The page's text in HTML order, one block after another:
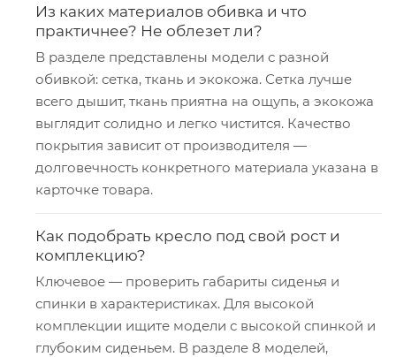
Из каких материалов обивка и что
практичнее? Не облезет ли?
В разделе представлены модели с разной
обивкой: сетка, ткань и экокожа. Сетка лучше
всего дышит, ткань приятна на ощупь, а экокожа
выглядит солидно и легко чистится. Качество
покрытия зависит от производителя —
долговечность конкретного материала указана в
карточке товара.
Как подобрать кресло под свой рост и
комплекцию?
Ключевое — проверить габариты сиденья и
спинки в характеристиках. Для высокой
комплекции ищите модели с высокой спинкой и
глубоким сиденьем. В разделе 8 моделей,